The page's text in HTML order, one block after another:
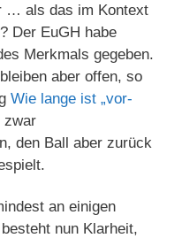
… als das im Kontext
Der EuGH habe
Merkmals gegeben.
aber offen, so
Wie lange ist „vor­
zwar
den Ball aber zurück
an einigen
nun Klarheit,